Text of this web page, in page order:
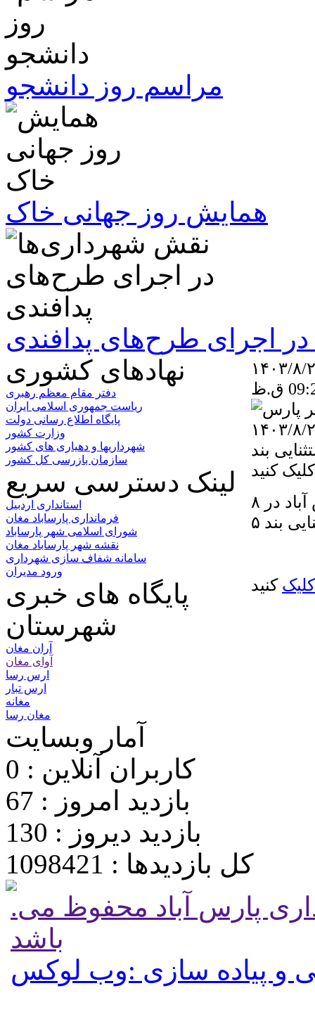
مراسم روز دانشجو
همایش روز جهانی خاک
اجرای طرح‌های پدافندی
در ۸ بند به استثنایی بند
صورتجلسه مورخ ۱۴۰۳/۸/۲۳ کمیسیون ماده ۵ پارس آباد در ۸
بند ۵
کلیک کنید
نهادهای کشوری
دفتر مقام معظم رهبری
ریاست جمهوری اسلامی ایران
پایگاه اطلاع رسانی دولت
وزارت کشور
شهرداریها و دهیاری های کشور
سازمان بازرسی کل کشور
لینک دسترسی سریع
استانداری اردبیل
فرمانداری پارساباد مغان
شورای اسلامی شهر پارساباد
نقشه شهر پارساباد مغان
سامانه شفاف سازی شهرداری
ورود مدیران
پایگاه های خبری
شهرستان
آران مغان
آوای مغان
ارس رسا
ارس تبار
مغانه
مغان رسا
آمار وبسایت
کاربران آنلاین : 0
بازدید امروز : 67
بازدید دیروز : 130
کل بازدیدها : 1098421
.تمامی حقوق برای پایگاه شهرداری پارس آباد محفوظ می
باشد
و پیاده سازی :وب لوکس